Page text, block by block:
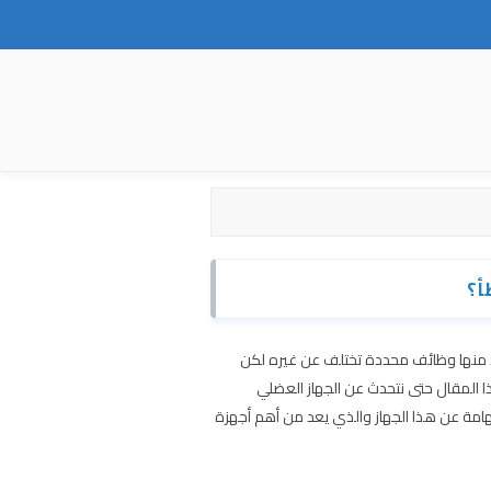
وظائف محددة تختلف عن غيره لكن
المقال حتى نتحدث عن الجهاز العضلي
عن هذا الجهاز والذي يعد من أهم أجهزة